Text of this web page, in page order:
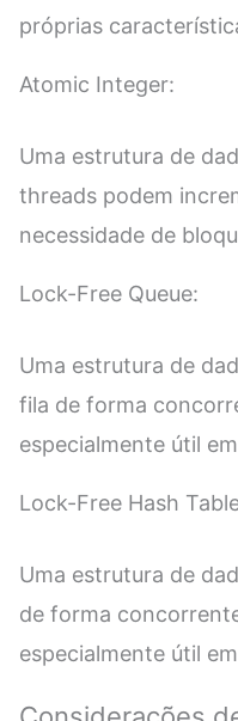
próprias
Atomic Integer:
Uma estrutura de
threads podem
necessidade de
Lock-Free Queue:
Uma estrutura de
fila de forma
especialmente útil
Lock-Free Hash
Uma estrutura de
de forma
especialmente útil